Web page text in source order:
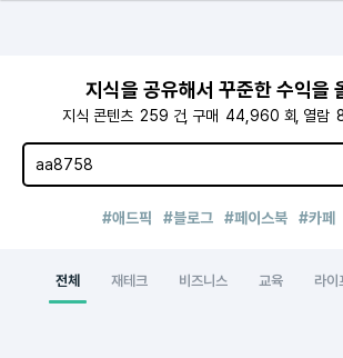
지식을 공유해서 꾸준한 수익을
지식 콘텐츠 259 건 구매 44,960 회 열람
#애드픽 #블로그 #페이스북 #카페
전체 재테크 비즈니스 교육 라이